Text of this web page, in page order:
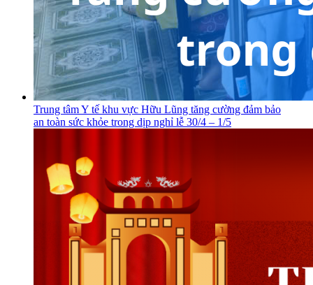
Trung tâm Y tế khu vực Hữu Lũng tăng cường đảm bảo
an toàn sức khỏe trong dịp nghỉ lễ 30/4 – 1/5